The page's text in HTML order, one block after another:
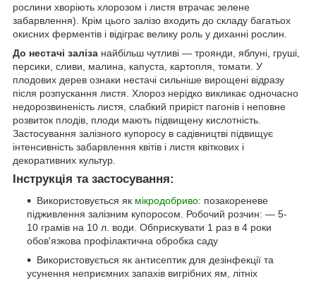
рослини хворіють хлорозом і листя втрачає зелене
забарвлення). Крім цього залізо входить до складу багатьох
окисних ферментів і відіграє велику роль у диханні рослин.
До нестачі заліза найбільш чутливі — троянди, яблуні, груші,
персики, сливи, малина, капуста, картопля, томати. У
плодових дерев ознаки нестачі сильніше вирощені відразу
після розпускання листя. Хлороз нерідко викликає одночасно
недорозвиненість листя, слабкий приріст пагонів і неповне
розвиток плодів, плоди мають підвищену кислотність.
Застосування залізного купоросу в садівництві підвищує
інтенсивність забарвлення квітів і листя квіткових і
декоративних культур.
Інструкція та застосування:
Використовується як мікродобриво: позакореневе
підживлення залізним купоросом. Робочий розчин: ― 5-
10 грамів на 10 л. води. Обприскувати 1 раз в 4 роки
обов'язкова профілактична обробка саду
Використовується як антисептик для дезінфекції та
усунення неприємних запахів вигрібних ям, літніх